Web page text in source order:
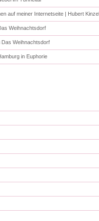
auf meiner Internetseite | Hubert Kinzel
Weihnachtsdorf
Das Weihnachtsdorf
in Euphorie